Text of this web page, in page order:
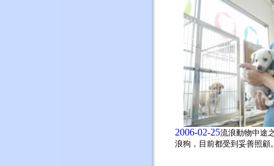
2006-02-25流浪動物中途
浪狗，目前都受到妥善照顧